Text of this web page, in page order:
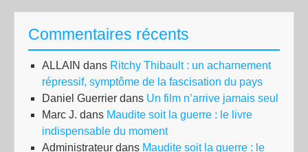
Commentaires récents
ALLAIN dans Ritchy Thibault : un acharnement
répressif, symptôme de la fascisation du pays
Daniel Guerrier dans Un film n’arrive jamais seul
Marc J. dans Maudite soit la guerre : le livre
indispensable du moment
Administrateur dans Maudite soit la guerre : le